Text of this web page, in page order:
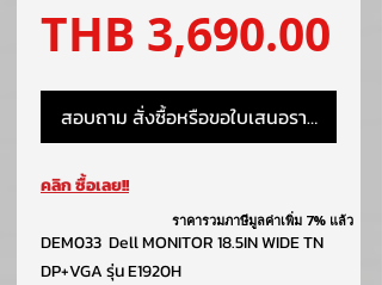
THB 3,690.00
สอบถาม สั่งซื้อหรือขอใบเสนอราคา
คลิก ซื้อเลย!!
DEM033 Dell MONITOR 18.5IN WIDE TN
DP+VGA รุ่น E1920H
ราคารวมภาษีมูลค่าเพิ่ม 7% แล้ว